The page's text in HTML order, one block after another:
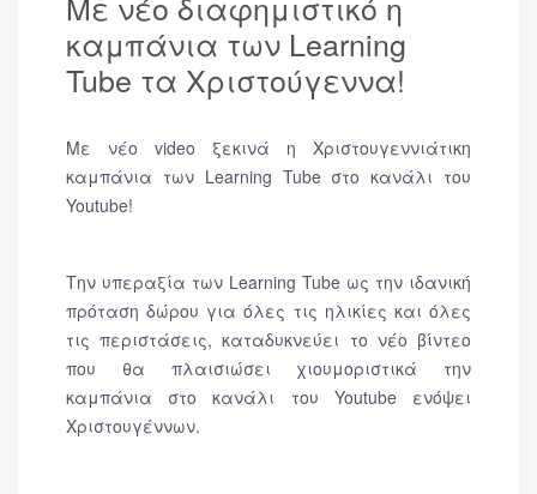
καμπάνια των Learning
Tube τα Χριστούγεννα!
Με νέο video ξεκινά η Χριστουγεννιάτικη
καμπάνια των Learning Tube στο κανάλι του
Youtube!
Tην υπεραξία των Learning Tube ως την ιδανική
πρόταση δώρου για όλες τις ηλικίες και όλες
τις περιστάσεις, καταδυκνεύει το νέο βίντεο
που θα πλαισιώσει χιουμοριστικά την
καμπάνια στο κανάλι του Youtube ενόψει
Χριστουγέννων.